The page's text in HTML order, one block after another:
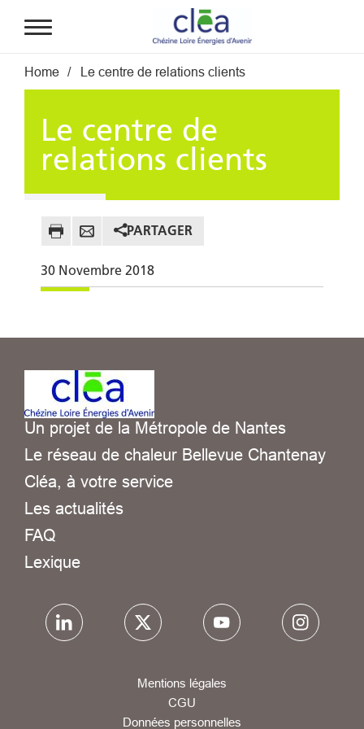
Fil d'Ariane
Home Le centre de relations clients
Le centre de
relations clients
PARTAGER
30 Novembre 2018
Un projet de la Métropole de Nantes
Le réseau de chaleur Bellevue Chantenay
Cléa, à votre service
Les actualités
FAQ
Lexique
Mentions légales
CGU
Données personnelles